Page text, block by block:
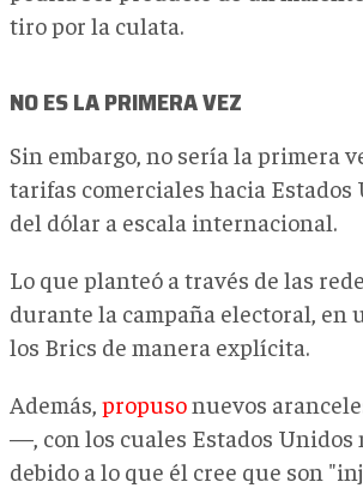
tiro por la culata.
NO ES LA PRIMERA VEZ
Sin embargo, no sería la primera
tarifas comerciales hacia
del dólar a escala internacional.
Lo que planteó a través de las
durante la campaña electoral, en
los Brics de manera explícita.
Además, propusonuevos
—, con los cuales Estados
debido a lo que él cree que son